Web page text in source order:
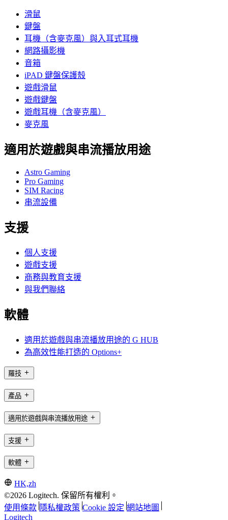
滑鼠
鍵盤
耳機（含麥克風）與入耳式耳機
網路攝影機
音箱
iPAD 鍵盤保護殼
遊戲滑鼠
遊戲鍵盤
遊戲耳機（含麥克風）
麥克風
適用於遊戲與串流播放用途
Astro Gaming
Pro Gaming
SIM Racing
串流設備
支援
個人支援
遊戲支援
商務與教育支援
與我們聯絡
軟體
適用於遊戲與串流播放用途的 G HUB
為高效性能打造的 Options+
羅技
產品
適用於遊戲與串流播放用途
支援
軟體
HK,zh
©2026 Logitech. 保留所有權利。
使用條款 隱私權政策 Cookie 設定 網站地圖
Logitech